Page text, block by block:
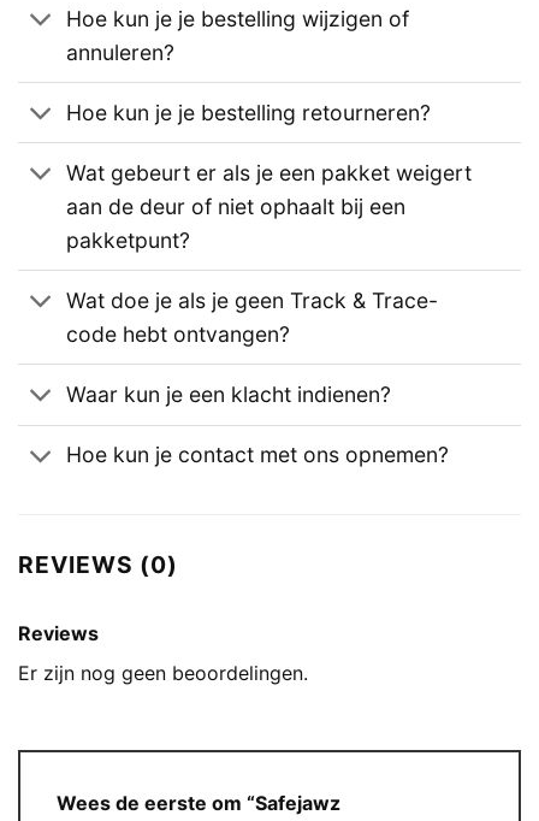
Hoe kun je je bestelling wijzigen of
annuleren?
Hoe kun je je bestelling retourneren?
Wat gebeurt er als je een pakket weigert
aan de deur of niet ophaalt bij een
pakketpunt?
Wat doe je als je geen Track & Trace-
code hebt ontvangen?
Waar kun je een klacht indienen?
Hoe kun je contact met ons opnemen?
REVIEWS (0)
Reviews
Er zijn nog geen beoordelingen.
Wees de eerste om “Safejawz